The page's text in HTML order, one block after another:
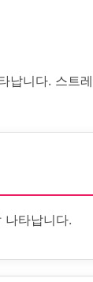
납니다. 스트
나타납니다.